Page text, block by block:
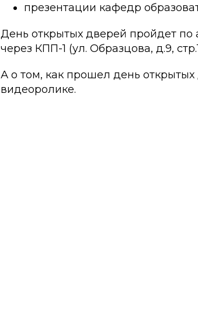
презентации кафедр
День открытых дверей пройдет по
через КПП-1 (ул. Образцова, д.9,
А о том, как прошел день
видеоролике.